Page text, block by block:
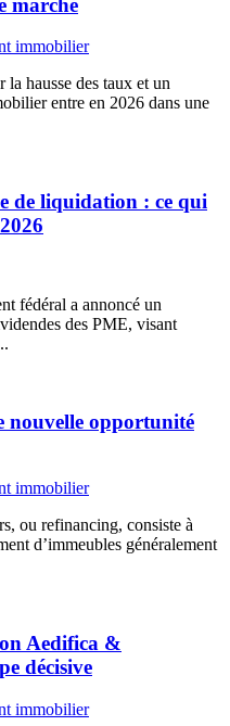
immobilier
la hausse des taux et un
entre en 2026 dans une
de liquidation : ce qui
fédéral a annoncé un
des PME, visant
nouvelle opportunité
immobilier
ou refinancing, consiste à
d’immeubles généralement
Aedifica &
décisive
immobilier